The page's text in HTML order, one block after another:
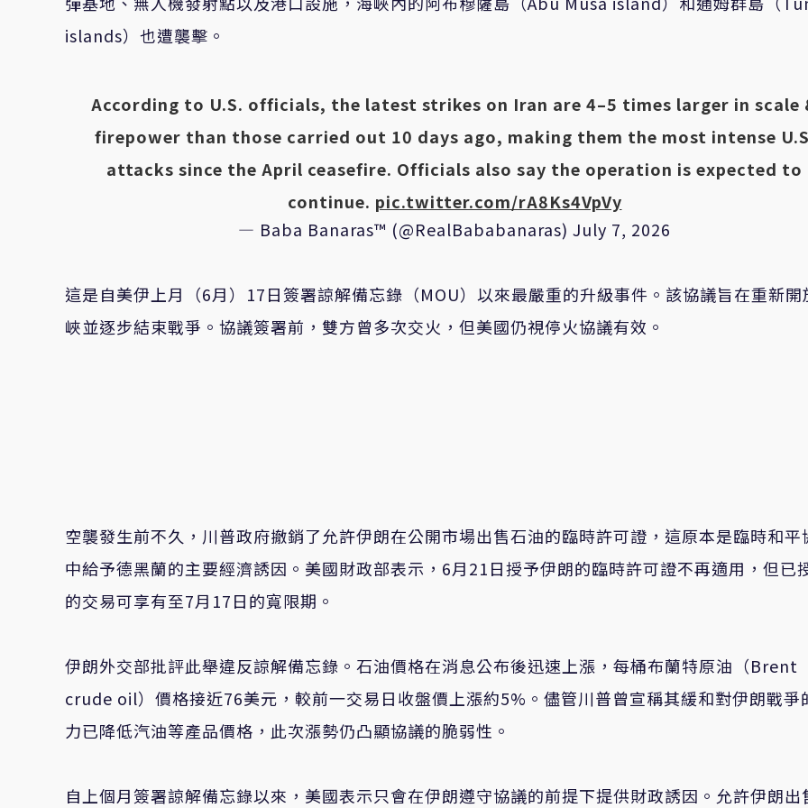
islands）也遭襲擊。
According to U.S. officials, the latest strikes on Iran are 4–5 times larger in scale
firepower than those carried out 10 days ago, making them the most intense
attacks since the April ceasefire. Officials also say the operation is expected to
continue. pic.twitter.com/rA8Ks4VpVy
— Baba Banaras™ (@RealBababanaras) July 7, 2026
這是自美伊上月（6月）17日簽署諒解備忘錄（MOU）以來最嚴重的升級事件。該協議旨在重新開
峽並逐步結束戰爭。協議簽署前，雙方曾多次交火，但美國仍視停火協議有效。
空襲發生前不久，川普政府撤銷了允許伊朗在公開市場出售石油的臨時許可證，這原本是臨時和平
中給予德黑蘭的主要經濟誘因。美國財政部表示，6月21日授予伊朗的臨時許可證不再適用，但已
的交易可享有至7月17日的寬限期。
伊朗外交部批評此舉違反諒解備忘錄。石油價格在消息公布後迅速上漲，每桶布蘭特原油（Brent
crude oil）價格接近76美元，較前一交易日收盤價上漲約5%。儘管川普曾宣稱其緩和對伊朗戰爭
力已降低汽油等產品價格，此次漲勢仍凸顯協議的脆弱性。
自上個月簽署諒解備忘錄以來，美國表示只會在伊朗遵守協議的前提下提供財政誘因。允許伊朗出